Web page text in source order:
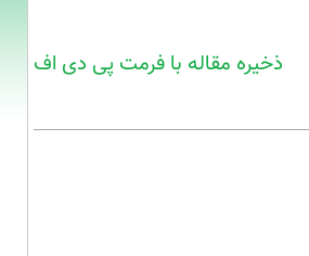
ذخیره مقاله با فرمت پی دی اف